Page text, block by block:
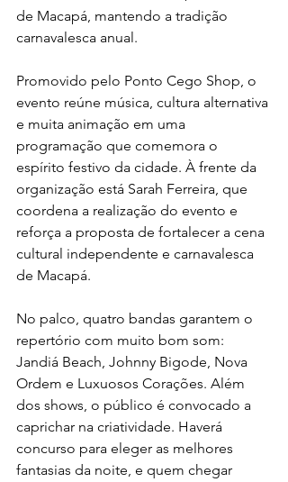
de Macapá, mantendo a tradição
carnavalesca anual.
Promovido pelo Ponto Cego Shop, o
evento reúne música, cultura alternativa
e muita animação em uma
programação que comemora o
espírito festivo da cidade. À frente da
organização está Sarah Ferreira, que
coordena a realização do evento e
reforça a proposta de fortalecer a cena
cultural independente e carnavalesca
de Macapá.
No palco, quatro bandas garantem o
repertório com muito bom som:
Jandiá Beach, Johnny Bigode, Nova
Ordem e Luxuosos Corações. Além
dos shows, o público é convocado a
caprichar na criatividade. Haverá
concurso para eleger as melhores
fantasias da noite, e quem chegar